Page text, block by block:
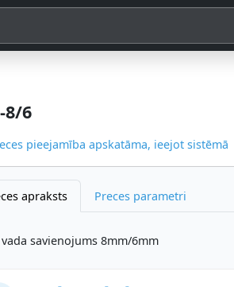
8/6
pieejamība apskatāma, ieejot sistēmā
apraksts Preces parametri
vada savienojums 8mm/6mm